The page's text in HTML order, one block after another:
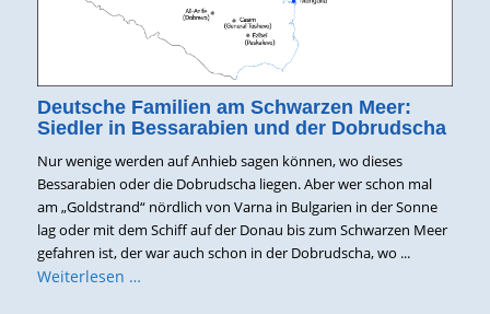
Deutsche Familien am Schwarzen Meer:
Siedler in Bessarabien und der Dobrudscha
Nur wenige werden auf Anhieb sagen können, wo dieses
Bessarabien oder die Dobrudscha liegen. Aber wer schon mal
am „Goldstrand“ nördlich von Varna in Bulgarien in der Sonne
lag oder mit dem Schiff auf der Donau bis zum Schwarzen Meer
gefahren ist, der war auch schon in der Dobrudscha, wo ...
Weiterlesen …